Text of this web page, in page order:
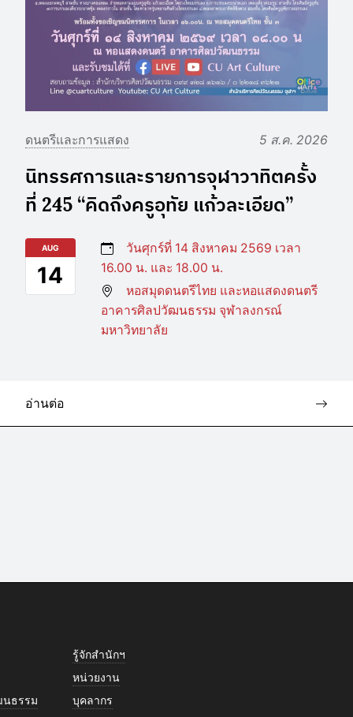
ดนตรีและการแสดง 5 ส.ค. 2026
นิทรรศการและรายการจุฬาวาทิตครั้ง
ที่ 245 “คิดถึงครูอุทัย แก้วละเอียด”
AUG
14
วันศุกร์ที่ 14 สิงหาคม 2569 เวลา
16.00 น. และ 18.00 น.
หอสมุดดนตรีไทย และหอแสดงดนตรี
อาคารศิลปวัฒนธรรม จุฬาลงกรณ์
มหาวิทยาลัย
อ่านต่อ
ธรรม
รู้จักสำนักฯ
หน่วยงาน
บุคลากร